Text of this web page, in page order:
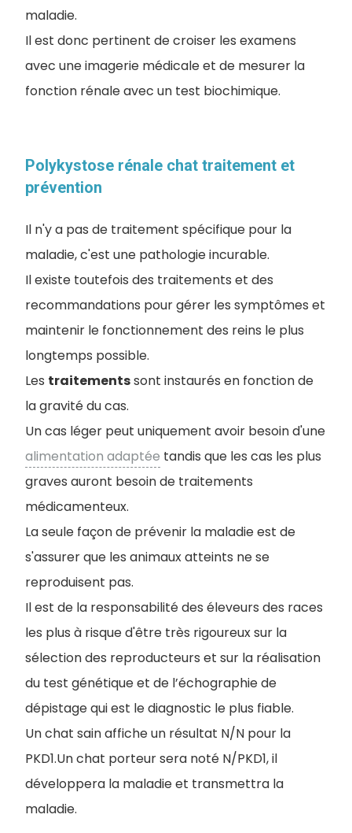
maladie.
Il est donc pertinent de croiser les examens
avec une imagerie médicale et de mesurer la
fonction rénale avec un test biochimique.
Polykystose rénale chat traitement et
prévention
Il n'y a pas de traitement spécifique pour la
maladie, c'est une pathologie incurable.
Il existe toutefois des traitements et des
recommandations pour gérer les symptômes et
maintenir le fonctionnement des reins le plus
longtemps possible.
Les traitementssont instaurés en fonction de
la gravité du cas.
Un cas léger peut uniquement avoir besoin d'une
alimentation adaptée tandis que les cas les plus
graves auront besoin de traitements
médicamenteux.
La seule façon de prévenir la maladie est de
s'assurer que les animaux atteints ne se
reproduisent pas.
Il est de la responsabilité des éleveurs des races
les plus à risque d'être très rigoureux sur la
sélection des reproducteurs et sur la réalisation
du test génétique et de l’échographie de
dépistage qui est le diagnostic le plus fiable.
Un chat sain affiche un résultat N/N pour la
PKD1.Un chat porteur sera noté N/PKD1, il
développera la maladie et transmettra la
maladie.